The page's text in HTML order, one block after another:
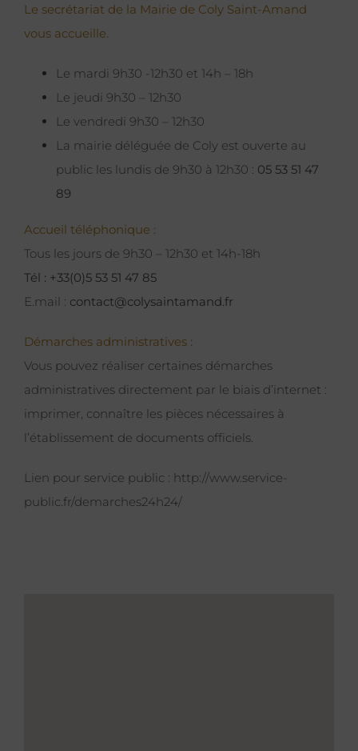
Le secrétariat de la Mairie de Coly Saint-Amand
vous accueille.
Le mardi 9h30 -12h30 et 14h – 18h
Le jeudi 9h30 – 12h30
Le vendredi 9h30 – 12h30
La mairie déléguée de Coly est ouverte au
public les lundis de 9h30 à 12h30 : 05 53 51 47
89
Accueil téléphonique :
Tous les jours de 9h30 – 12h30 et 14h-18h
Tél : +33(0)5 53 51 47 85
E.mail : contact@colysaintamand.fr
Démarches administratives :
Vous pouvez réaliser certaines démarches
administratives directement par le biais d’internet :
imprimer, connaître les pièces nécessaires à
l’établissement de documents officiels.
Lien pour service public : http://www.service-
public.fr/demarches24h24/